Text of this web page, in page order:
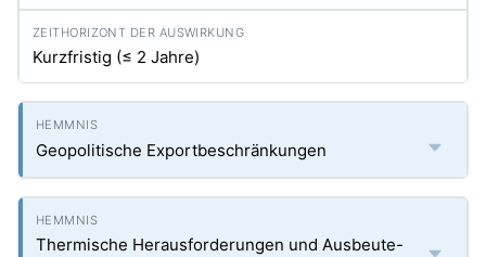
Kurzfristig (≤ 2 Jahre)
Geopolitische Exportbeschränkungen
Thermische Herausforderungen und Ausbeute-